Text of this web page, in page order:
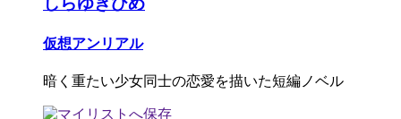
仮想アンリアル
暗く重たい少女同士の恋愛を描いた短編ノベル